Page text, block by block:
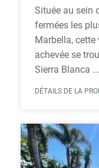
Située au sein
fermées les
Marbella,
achevée se
Sierra Blanca ...
DÉTAILS DE LA